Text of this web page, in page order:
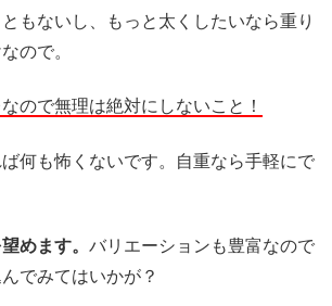
もないし、もっと太くしたいなら重り
ので。
ので無理は絶対にしないこと！
何も怖くないです。自重なら手軽にで
めます。 バリエーションも豊富なので
でみてはいかが？